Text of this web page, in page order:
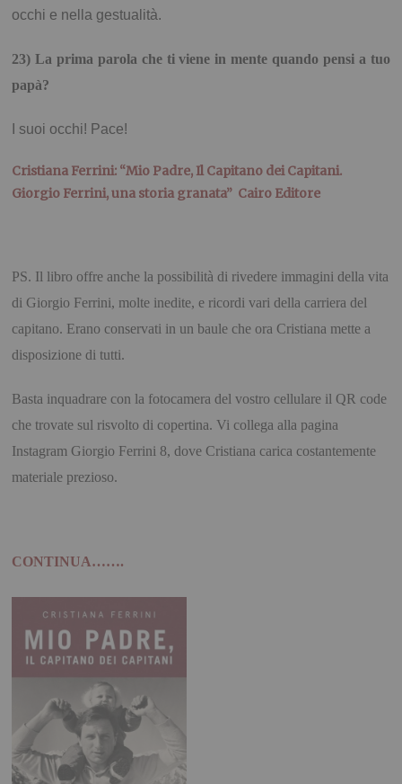
occhi e nella gestualità.
23) La prima parola che ti viene in mente quando pensi a tuo
papà?
I suoi occhi! Pace!
Cristiana Ferrini: “Mio Padre, Il Capitano dei Capitani.
Giorgio Ferrini, una storia granata” Cairo Editore
PS. Il libro offre anche la possibilità di rivedere immagini della vita
di Giorgio Ferrini, molte inedite, e ricordi vari della carriera del
capitano. Erano conservati in un baule che ora Cristiana mette a
disposizione di tutti.
Basta inquadrare con la fotocamera del vostro cellulare il QR code
che trovate sul risvolto di copertina. Vi collega alla pagina
Instagram Giorgio Ferrini 8, dove Cristiana carica costantemente
materiale prezioso.
CONTINUA…….